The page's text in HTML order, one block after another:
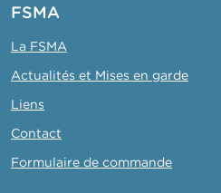
FSMA
La FSMA
Actualités et Mises en garde
Liens
Contact
Formulaire de commande